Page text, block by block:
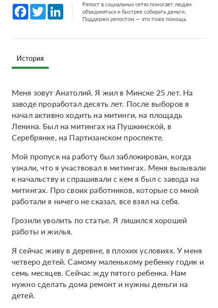
Facebook
Twitter LinkedInРепост в социальных сетях помогает людям
объединяться и быстрее собирать деньги.
Поддержи репостом — это тоже помощь.
История
Меня зовут Анатолий. Я жил в Минске 25 лет. На
заводе проработал десять лет. После выборов я
начал активно ходить на митинги, на площадь
Ленина. Был на митингах на Пушкинской, в
Серебрянке, на Партизанском проспекте.
Мой пропуск на работу был заблокирован, когда
узнали, что я участвовал в митингах. Меня вызывали
к начальству и спрашивали с кем я был с завода на
митингах. Про своих работников, которые со мной
работали я ничего не сказал, все взял на себя.
Грозили уволить по статье. Я лишился хорошей
работы и жилья.
Я сейчас живу в деревне, в плохих условиях. У меня
четверо детей. Самому маленькому ребенку годик и
семь месяцев. Сейчас жду пятого ребенка. Нам
нужно сделать дома ремонт и нужны деньги на
детей.